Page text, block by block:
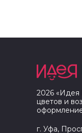
2026 «Идея
цветов и
г. Уфа,